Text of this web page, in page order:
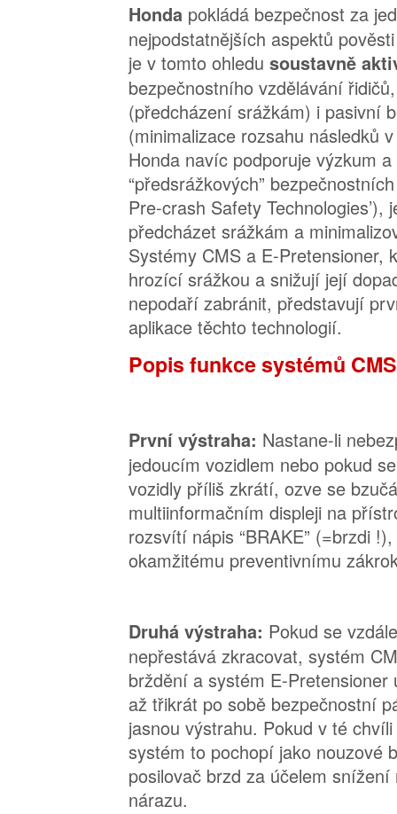
Honda pokládá bezpečnost za
nejpodstatnějších aspektů
je v tomto ohledu soustavně
bezpečnostního vzdělávání
(předcházení srážkám) i pasivní
(minimalizace rozsahu následků
Honda navíc podporuje výzkum a
“předsrážkových”
Pre-crash Safety Technologies’),
předcházet srážkám a
Systémy CMS a E-Pretensioner,
hrozící srážkou a snižují její
nepodaří zabránit, představují
aplikace těchto technologií.
Popis funkce systémů
První výstraha: Nastane-li
jedoucím vozidlem nebo pokud
vozidly příliš zkrátí, ozve se
multiinformačním displeji na
rozsvítí nápis “BRAKE” (=brzdi
okamžitému preventivnímu
Druhá výstraha: Pokud se
nepřestává zkracovat, systém
brždění a systém E-Pretensioner
až třikrát po sobě bezpečnostní
jasnou výstrahu. Pokud v té
systém to pochopí jako nouzové
posilovač brzd za účelem
nárazu.